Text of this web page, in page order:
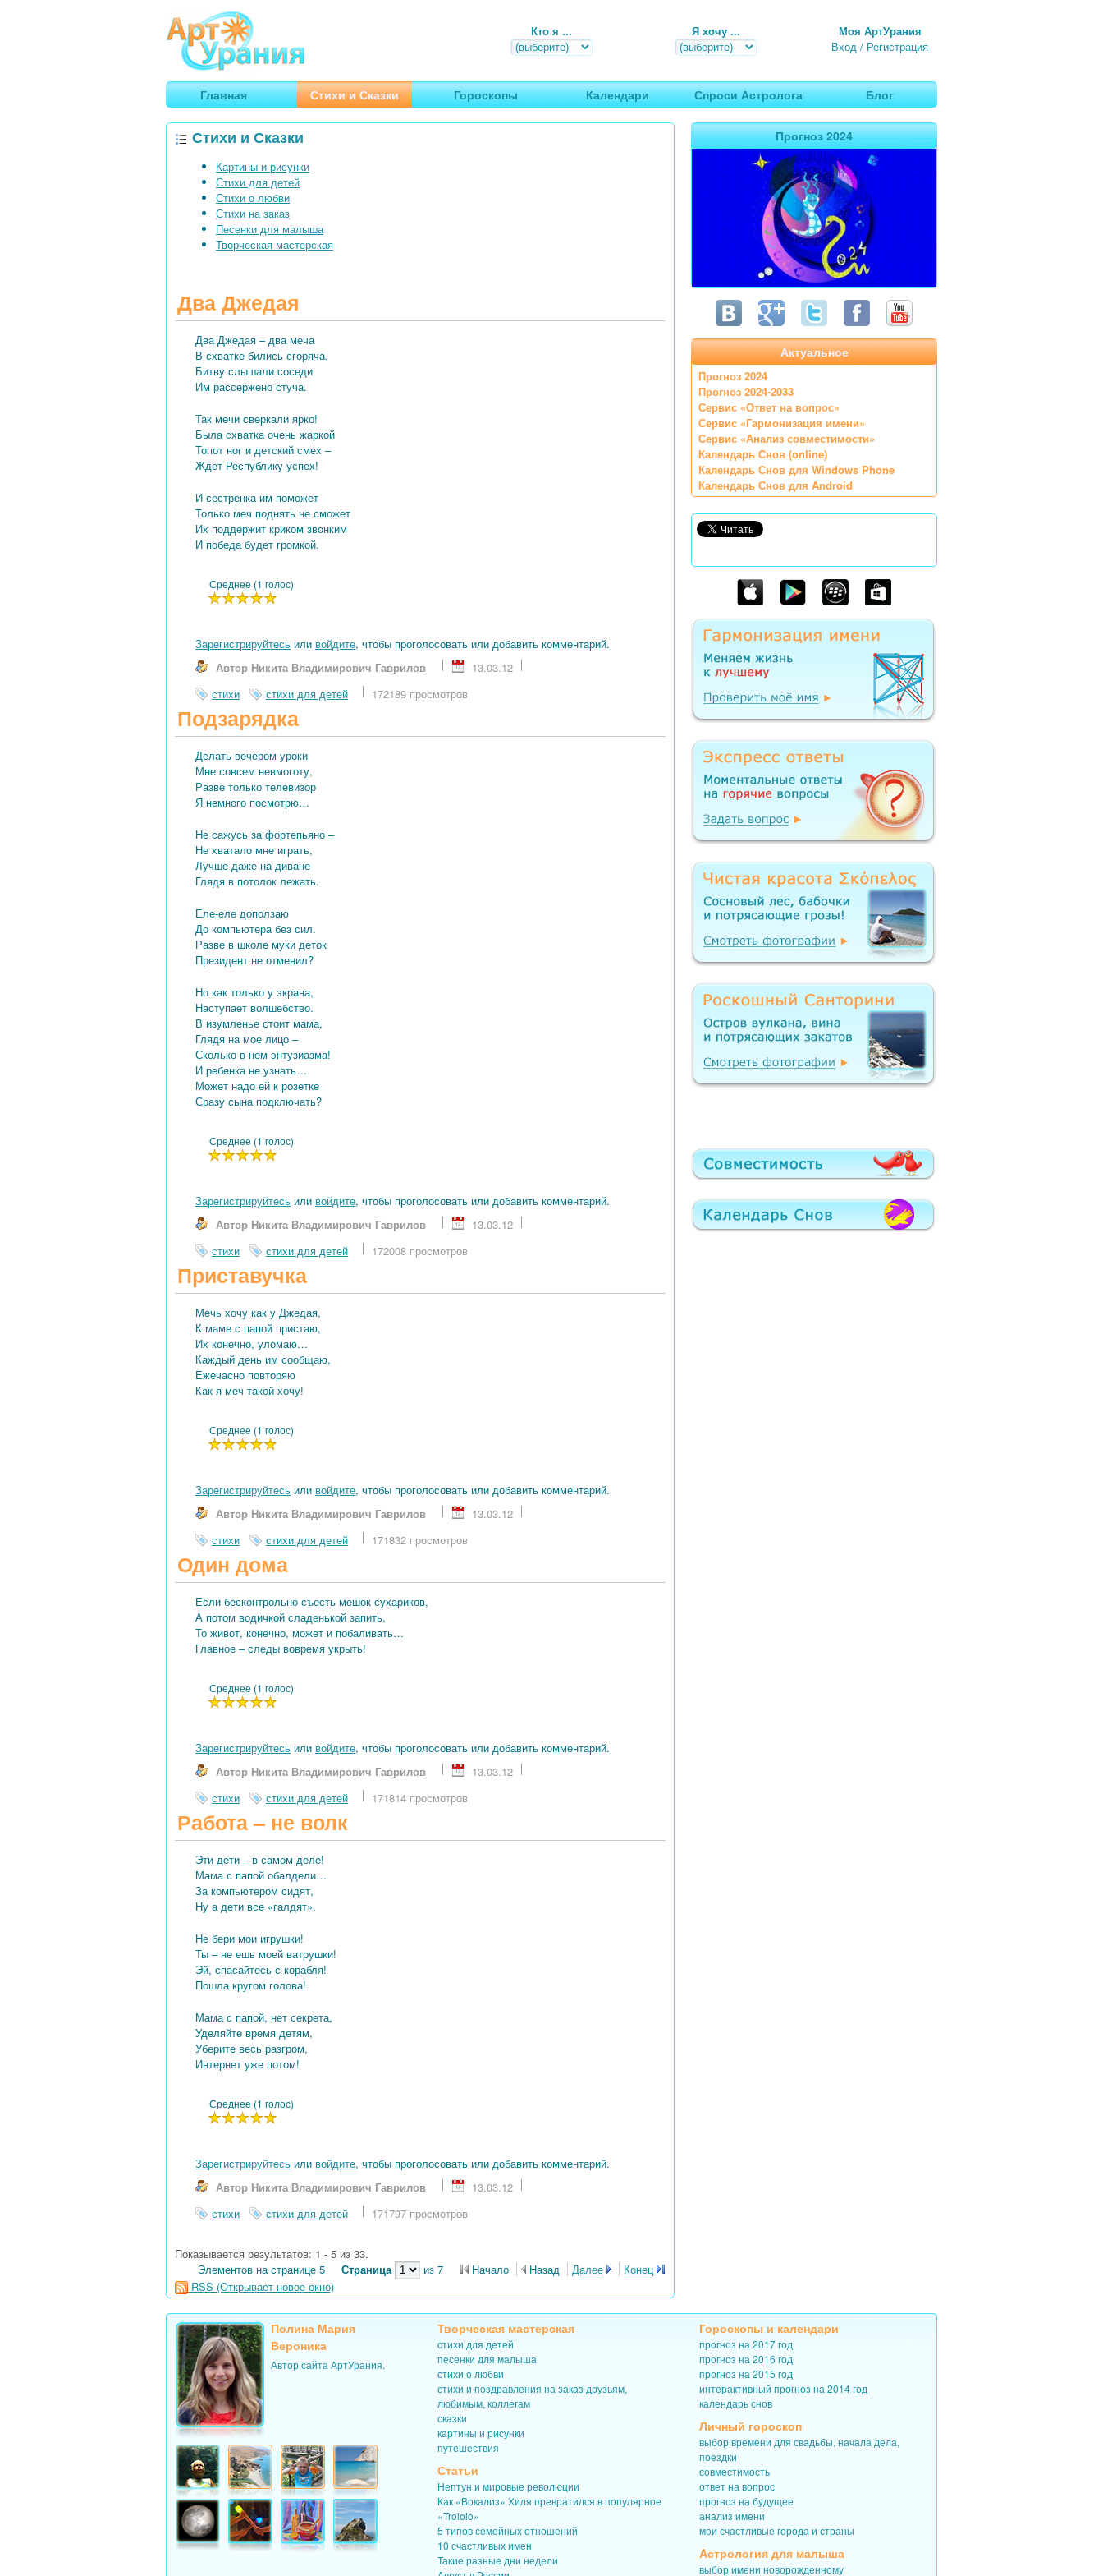
АртУрания
Умные гороскопы, творчество, путешествия
Кто я ... Я хочу ...
Моя АртУрания
Вход / Регистрация
Главная Стихи и Сказки Гороскопы Календари Спроси Астролога Блог
Стихи и Сказки
Картины и рисунки
Стихи для детей
Стихи о любви
Стихи на заказ
Песенки для малыша
Творческая мастерская
Два Джедая
Два Джедая – два меча
В схватке бились сгоряча,
Битву слышали соседи
Им рассержено стуча.
Так мечи сверкали ярко!
Была схватка очень жаркой
Топот ног и детский смех –
Ждет Республику успех!
И сестренка им поможет
Только меч поднять не сможет
Их поддержит криком звонким
И победа будет громкой.
Среднее (1 голос)
Зарегистрируйтесь или войдите, чтобы проголосовать или добавить комментарий.
Автор Никита Владимирович Гаврилов
13.03.12
стихи
стихи для детей 172189 просмотров
Подзарядка
Делать вечером уроки
Мне совсем невмоготу,
Разве только телевизор
Я немного посмотрю…
Не сажусь за фортепьяно –
Не хватало мне играть,
Лучше даже на диване
Глядя в потолок лежать.
Еле-еле доползаю
До компьютера без сил.
Разве в школе муки деток
Президент не отменил?
Но как только у экрана,
Наступает волшебство.
В изумленье стоит мама,
Глядя на мое лицо –
Сколько в нем энтузиазма!
И ребенка не узнать…
Может надо ей к розетке
Сразу сына подключать?
Среднее (1 голос)
Зарегистрируйтесь или войдите, чтобы проголосовать или добавить комментарий.
Автор Никита Владимирович Гаврилов
13.03.12
стихи
стихи для детей 172008 просмотров
Приставучка
Мечь хочу как у Джедая,
К маме с папой пристаю,
Их конечно, уломаю…
Каждый день им сообщаю,
Ежечасно повторяю
Как я меч такой хочу!
Среднее (1 голос)
Зарегистрируйтесь или войдите, чтобы проголосовать или добавить комментарий.
Автор Никита Владимирович Гаврилов
13.03.12
стихи
стихи для детей 171832 просмотров
Один дома
Если бесконтрольно съесть мешок сухариков,
А потом водичкой сладенькой запить,
То живот, конечно, может и побаливать…
Главное – следы вовремя укрыть!
Среднее (1 голос)
Зарегистрируйтесь или войдите, чтобы проголосовать или добавить комментарий.
Автор Никита Владимирович Гаврилов
13.03.12
стихи
стихи для детей 171814 просмотров
Работа – не волк
Эти дети – в самом деле!
Мама с папой обалдели…
За компьютером сидят,
Ну а дети все «галдят».
Не бери мои игрушки!
Ты – не ешь моей ватрушки!
Эй, спасайтесь с корабля!
Пошла кругом голова!
Мама с папой, нет секрета,
Уделяйте время детям,
Уберите весь разгром,
Интернет уже потом!
Среднее (1 голос)
Зарегистрируйтесь или войдите, чтобы проголосовать или добавить комментарий.
Автор Никита Владимирович Гаврилов
13.03.12
стихи
стихи для детей 171797 просмотров
Показывается результатов: 1 - 5 из 33.
Элементов на странице 5
Страница из 7 Начало Назад Далее
Конец
RSS (Открывает новое окно)
Прогноз 2024
Актуальное
Прогноз 2024
Прогноз 2024-2033
Сервис «Ответ на вопрос»
Сервис «Гармонизация имени»
Сервис «Анализ совместимости»
Календарь Снов (online)
Календарь Снов для Windows Phone
Календарь Снов для Android
Полина Мария
Вероника
Автор сайта АртУрания.
Творческая мастерская
стихи для детей
песенки для малыша
стихи о любви
стихи и поздравления на заказ друзьям,
любимым, коллегам
сказки
картины и рисунки
путешествия
Статьи
Нептун и мировые революции
Как «Вокализ» Хиля превратился в популярное
«Trololo»
5 типов семейных отношений
10 счастливых имен
Такие разные дни недели
Гороскопы и календари
прогноз на 2017 год
прогноз на 2016 год
прогноз на 2015 год
интерактивный прогноз на 2014 год
календарь снов
Личный гороскоп
выбор времени для свадьбы, начала дела,
поездки
совместимость
ответ на вопрос
прогноз на будущее
анализ имени
мои счастливые города и страны
Aстрология для малыша
выбор имени новорожденному